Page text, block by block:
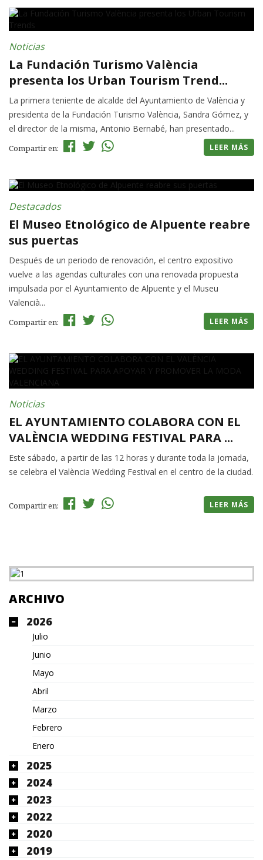
Noticias
La Fundación Turismo València
presenta los Urban Tourism Trend...
La primera teniente de alcalde del Ayuntamiento de València y
presidenta de la Fundación Turismo València, Sandra Gómez, y
el director de la misma, Antonio Bernabé, han presentado...
Compartir en: LEER MÁS
Destacados
El Museo Etnológico de Alpuente reabre
sus puertas
Después de un periodo de renovación, el centro expositivo
vuelve a las agendas culturales con una renovada propuesta
impulsada por el Ayuntamiento de Alpuente y el Museu
Valencià...
Compartir en: LEER MÁS
Noticias
EL AYUNTAMIENTO COLABORA CON EL
VALÈNCIA WEDDING FESTIVAL PARA ...
Este sábado, a partir de las 12 horas y durante toda la jornada,
se celebra el València Wedding Festival en el centro de la ciudad.
Compartir en: LEER MÁS
ARCHIVO
2026
Julio
Junio
Mayo
Abril
Marzo
Febrero
Enero
2025
2024
2023
2022
2020
2019